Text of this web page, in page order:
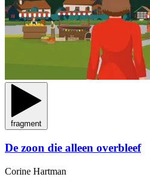
fragment
De zoon die alleen overbleef
Corine Hartman